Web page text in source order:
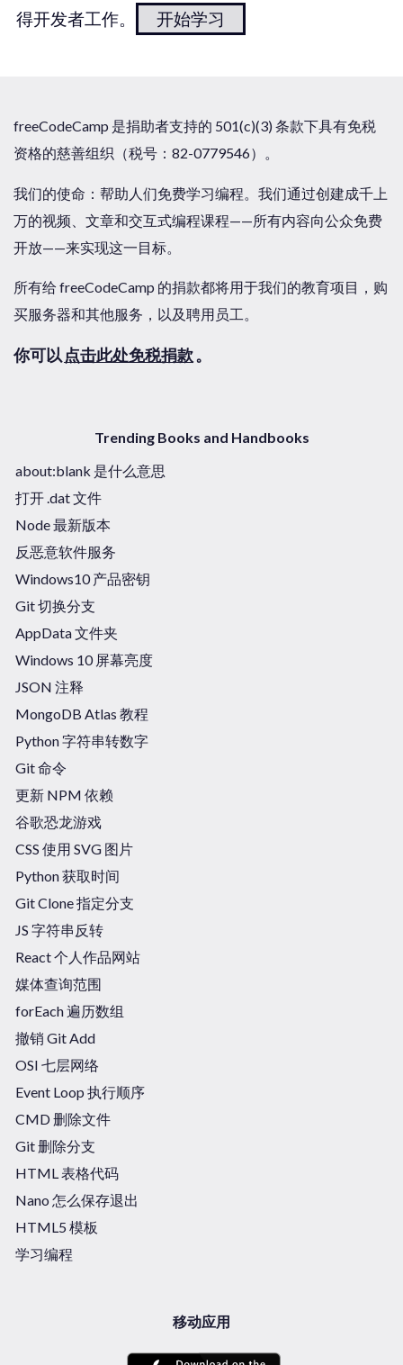
得开发者工作。
开始学习
freeCodeCamp 是捐助者支持的 501(c)(3) 条款下具有免税
资格的慈善组织（税号：82-0779546）。
我们的使命：帮助人们免费学习编程。我们通过创建成千上
万的视频、文章和交互式编程课程——所有内容向公众免费
开放——来实现这一目标。
所有给 freeCodeCamp 的捐款都将用于我们的教育项目，购
买服务器和其他服务，以及聘用员工。
你可以 点击此处免税捐款。
Trending Books and Handbooks
about:blank 是什么意思
打开 .dat 文件
Node 最新版本
反恶意软件服务
Windows10 产品密钥
Git 切换分支
AppData 文件夹
Windows 10 屏幕亮度
JSON 注释
MongoDB Atlas 教程
Python 字符串转数字
Git 命令
更新 NPM 依赖
谷歌恐龙游戏
CSS 使用 SVG 图片
Python 获取时间
Git Clone 指定分支
JS 字符串反转
React 个人作品网站
媒体查询范围
forEach 遍历数组
撤销 Git Add
OSI 七层网络
Event Loop 执行顺序
CMD 删除文件
Git 删除分支
HTML 表格代码
Nano 怎么保存退出
HTML5 模板
学习编程
移动应用